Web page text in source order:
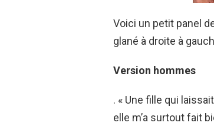
Voici un petit panel
glané à droite à
Version hommes
. « Une fille qui
elle m’a surtout fait